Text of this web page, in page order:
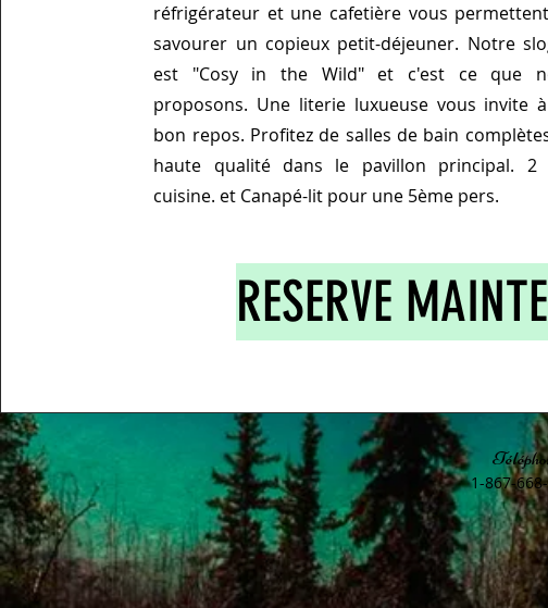
réfrigérateur et une cafetière vous
savourer un copieux petit-déjeuner. Notre
est "Cosy in the Wild" et c'est ce que
proposons. Une literie luxueuse vous invite
bon repos. Profitez de salles de bain
haute qualité dans le pavillon principal. 2
cuisine. et Canapé-lit pour une 5ème pers.
RESERVE
1-867-